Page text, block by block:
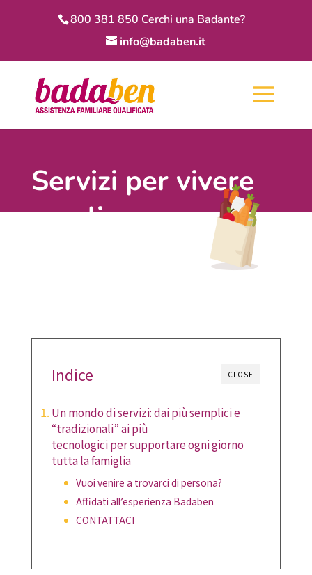
800 381 850 Cerchi una Badante?
info@badaben.it
Servizi per vivere
meglio
CLOSE
Indice
Un mondo di servizi: dai più semplici e
“tradizionali” ai più
tecnologici per supportare ogni giorno
tutta la famiglia
Vuoi venire a trovarci di persona?
Affidati all’esperienza Badaben
CONTATTACI